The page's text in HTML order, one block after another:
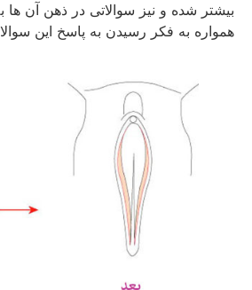
بیشتر شده و نیز سوالاتی در ذهن آن ها به
همواره به فکر رسیدن به پاسخ این